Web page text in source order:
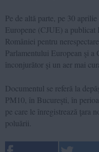
Pe de altă parte, pe 30
Europene (CJUE) a publicat
României pentru
Parlamentului European şi
înconjurător şi un aer mai
Documentul se referă la
PM10, în Bucureşti, în
pe care le înregistrează ţara
poluării.